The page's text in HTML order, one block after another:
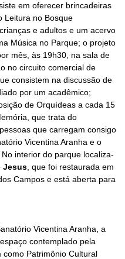
em oferecer brincadeiras
Leitura no Bosque
e adultos e um acervo
Música no Parque; o projeto
mês, às 19h30, na sala de
no circuito comercial de
consistem na discussão de
por um acadêmico;
de Orquídeas a cada 15
que trata do
que carregam consigo
Vicentina Aranha e o
interior do parque localiza-
Jesus , que foi restaurada em
Campos e está aberta para
Vicentina Aranha, a
contemplado pela
Patrimônio Cultural